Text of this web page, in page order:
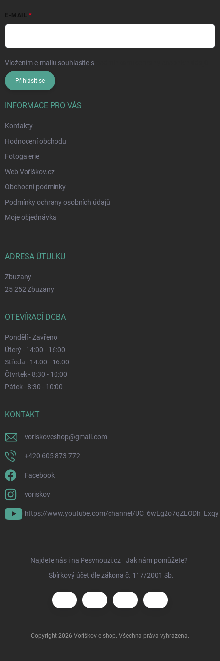
E-MAIL
Vložením e-mailu souhlasíte s
Přihlásit se
INFORMACE PRO VÁS
Kontakty
Hodnocení obchodu
Fotogalerie
Web Voříškov.cz
Obchodní podmínky
Podmínky ochrany osobních údajů
Moje objednávka
ADRESA ÚTULKU
Zbuzany
25 252 Zbuzany
OTEVÍRACÍ DOBA
Pondělí - Zavřeno
Úterý - 14:00 - 16:00
Středa - 14:00 - 16:00
Čtvrtek - 8:30 - 10:00
Pátek - 8:30 - 10:00
KONTAKT
voriskoveshop@gmail.com
+420 605 873 772
Facebook
voriskov
https://www.youtube.com/channel/
Najdete nás i na Pesvnouzi.cz
Jak nám pomůžete?
Sbírkový účet dle zákona č. 117/2001 Sb.
Copyright 2026 Voříškov e-shop. Všechna práva vyhrazena.